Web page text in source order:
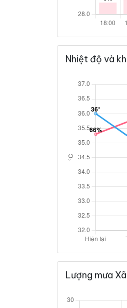
Nhiệt độ và
Lượng mưa